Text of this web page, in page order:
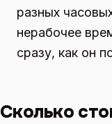
разных
нерабочее
сразу, как он
Сколько